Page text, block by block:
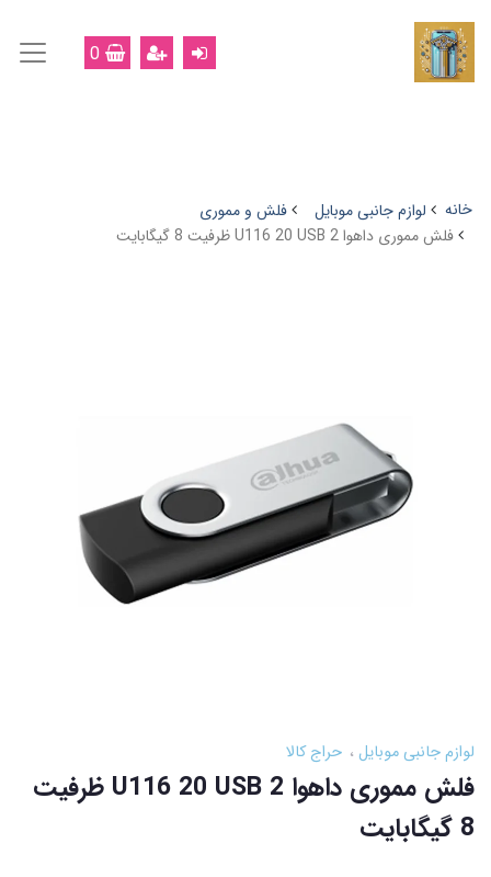
0
خانه لوازم جانبی موبایل
فلش و مموری
فلش مموری داهوا U116 20 USB 2 ظرفیت 8 گیگابایت
لوازم جانبی موبایل حراج کالا
فلش مموری داهوا U116 20 USB 2 ظرفیت
8 گیگابایت